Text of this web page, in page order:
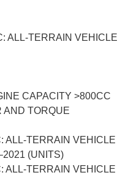
TERRAIN VEHICLE
CAPACITY >800CC
AND TORQUE
TERRAIN VEHICLE
(UNITS)
TERRAIN VEHICLE